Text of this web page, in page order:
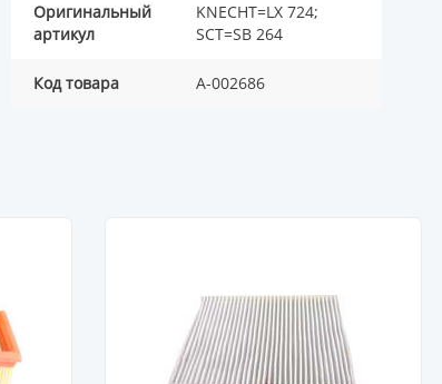
Оригинальный
артикул
KNECHT=LX 724;
SCT=SB 264
Код товара A-002686